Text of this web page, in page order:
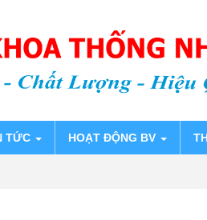
TỨC HOẠT ĐỘNG BV